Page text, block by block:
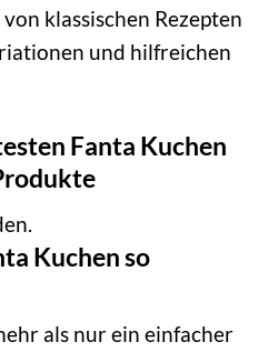
klassischen Rezepten
und hilfreichen
Fanta Kuchen
Kuchen so
als nur ein einfacher